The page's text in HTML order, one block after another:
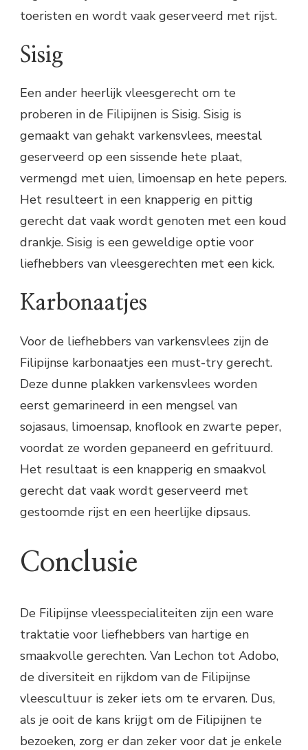
toeristen en wordt vaak geserveerd met rijst.
Sisig
Een ander heerlijk vleesgerecht om te
proberen in de Filipijnen is Sisig. Sisig is
gemaakt van gehakt varkensvlees, meestal
geserveerd op een sissende hete plaat,
vermengd met uien, limoensap en hete pepers.
Het resulteert in een knapperig en pittig
gerecht dat vaak wordt genoten met een koud
drankje. Sisig is een geweldige optie voor
liefhebbers van vleesgerechten met een kick.
Karbonaatjes
Voor de liefhebbers van varkensvlees zijn de
Filipijnse karbonaatjes een must-try gerecht.
Deze dunne plakken varkensvlees worden
eerst gemarineerd in een mengsel van
sojasaus, limoensap, knoflook en zwarte peper,
voordat ze worden gepaneerd en gefrituurd.
Het resultaat is een knapperig en smaakvol
gerecht dat vaak wordt geserveerd met
gestoomde rijst en een heerlijke dipsaus.
Conclusie
De Filipijnse vleesspecialiteiten zijn een ware
traktatie voor liefhebbers van hartige en
smaakvolle gerechten. Van Lechon tot Adobo,
de diversiteit en rijkdom van de Filipijnse
vleescultuur is zeker iets om te ervaren. Dus,
als je ooit de kans krijgt om de Filipijnen te
bezoeken, zorg er dan zeker voor dat je enkele